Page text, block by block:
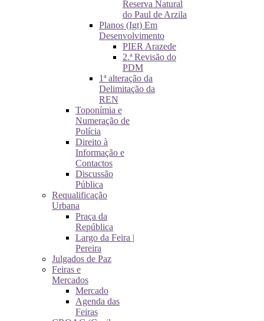
Reserva Natural
do Paul de Arzila
Planos (Igt) Em
Desenvolvimento
PIER Arazede
2.ª Revisão do
PDM
1ª alteração da
Delimitação da
REN
Toponímia e
Numeração de
Polícia
Direito à
Informação e
Contactos
Discussão
Pública
Requalificação
Urbana
Praça da
República
Largo da Feira |
Pereira
Julgados de Paz
Feiras e
Mercados
Mercado
Agenda das
Feiras